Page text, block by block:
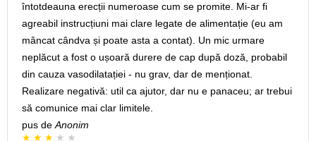
întotdeauna erecții numeroase cum se promite. Mi-ar fi
agreabil instrucțiuni mai clare legate de alimentație (eu am
mâncat cândva și poate asta a contat). Un mic urmare
neplăcut a fost o ușoară durere de cap după doză, probabil
din cauza vasodilatației - nu grav, dar de menționat.
Realizare negativă: util ca ajutor, dar nu e panaceu; ar trebui
să comunice mai clar limitele.
pus deAnonim